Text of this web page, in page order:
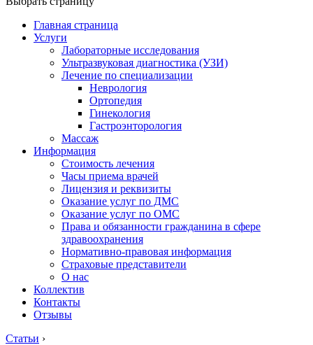
Главная страница
Услуги
Лабораторные исследования
Ультразвуковая диагностика (УЗИ)
Лечение по специализации
Неврология
Ортопедия
Гинекология
Гастроэнторология
Массаж
Информация
Стоимость лечения
Часы приема врачей
Лицензия и реквизиты
Оказание услуг по ДМС
Оказание услуг по ОМС
Права и обязанности гражданина в сфере
здравоохранения
Нормативно-правовая информация
Страховые представители
О нас
Коллектив
Контакты
Отзывы
Статьи ›